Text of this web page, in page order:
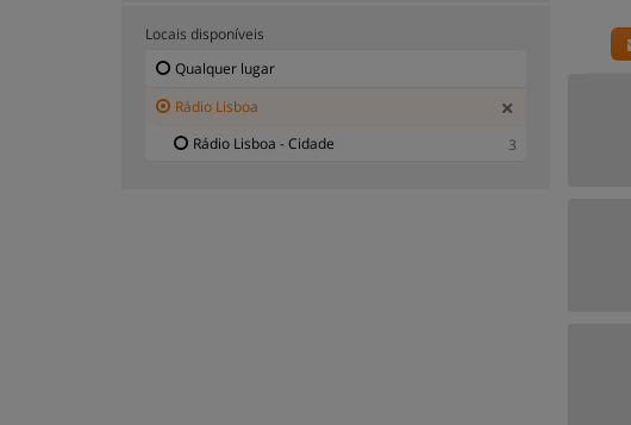
Locais disponíveis
Qualquer lugar
Rádio Lisboa
Rádio Lisboa - Cidade
3